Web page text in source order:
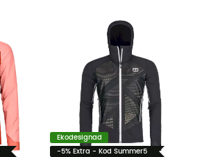
Ekodesignad
-5% Extra - Kod Summer5